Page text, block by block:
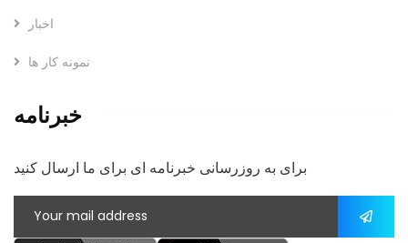
اخبار
نمونه کار ها
خبرنامه
برای به روزرسانی خبرنامه ای برای ما ارسال کنید